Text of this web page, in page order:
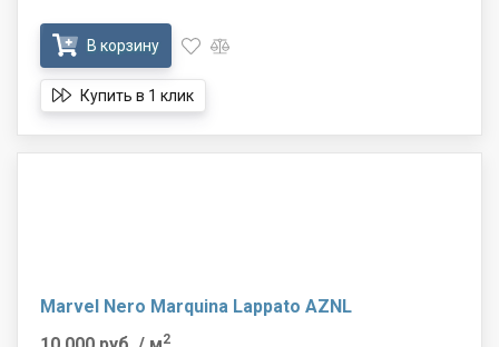
В корзину
Купить в 1 клик
Marvel Nero Marquina Lappato AZNL
2